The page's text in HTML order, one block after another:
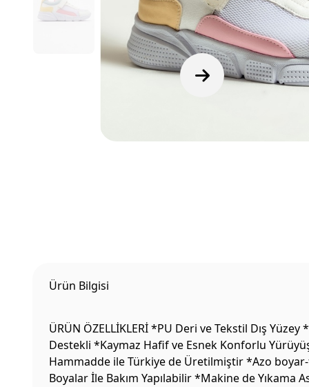
Ürün Bilgisi
ÜRÜN ÖZELLİKLERİ *PU Deri ve Tekstil Dış
Destekli *Kaymaz Hafif ve Esnek Konforlu
Hammadde ile Türkiye de Üretilmiştir *Azo
Boyalar İle Bakım Yapılabilir *Makine de